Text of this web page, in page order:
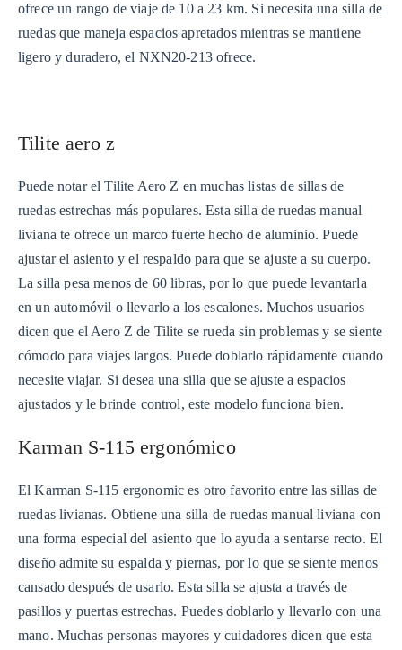
ofrece un rango de viaje de 10 a 23 km. Si necesita una silla de
ruedas que maneja espacios apretados mientras se mantiene
ligero y duradero, el NXN20-213 ofrece.
Tilite aero z
Puede notar el Tilite Aero Z en muchas listas de sillas de
ruedas estrechas más populares. Esta silla de ruedas manual
liviana te ofrece un marco fuerte hecho de aluminio. Puede
ajustar el asiento y el respaldo para que se ajuste a su cuerpo.
La silla pesa menos de 60 libras, por lo que puede levantarla
en un automóvil o llevarlo a los escalones. Muchos usuarios
dicen que el Aero Z de Tilite se rueda sin problemas y se siente
cómodo para viajes largos. Puede doblarlo rápidamente cuando
necesite viajar. Si desea una silla que se ajuste a espacios
ajustados y le brinde control, este modelo funciona bien.
Karman S-115 ergonómico
El Karman S-115 ergonomic es otro favorito entre las sillas de
ruedas livianas. Obtiene una silla de ruedas manual liviana con
una forma especial del asiento que lo ayuda a sentarse recto. El
diseño admite su espalda y piernas, por lo que se siente menos
cansado después de usarlo. Esta silla se ajusta a través de
pasillos y puertas estrechas. Puedes doblarlo y llevarlo con una
mano. Muchas personas mayores y cuidadores dicen que esta